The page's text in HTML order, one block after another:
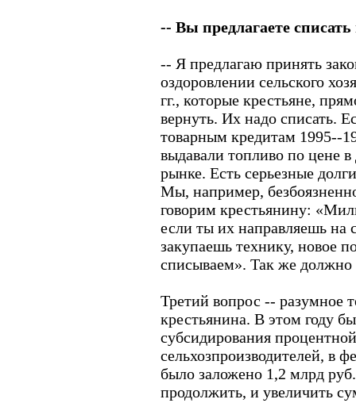
-- Вы предлагаете списать
-- Я предлагаю принять
оздоровлении сельского
гг., которые крестьяне,
вернуть. Их надо списать.
товарным кредитам 1995--
выдавали топливо по цене
рынке. Есть серьезные
Мы, например,
говорим крестьянину:
если ты их направляешь на
закупаешь технику, новое
списываем». Так же должно
Третий вопрос -- разумное
крестьянина. В этом году
субсидирования
сельхозпроизводителей, в
было заложено 1,2 млрд
продолжить, и увеличить